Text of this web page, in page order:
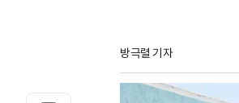
방극렬 기자